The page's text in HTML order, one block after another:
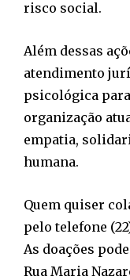
risco social.
Além dessas
atendimento
psicológica
organização
empatia,
humana.
Quem quiser
pelo telefone
As doações
Rua Maria